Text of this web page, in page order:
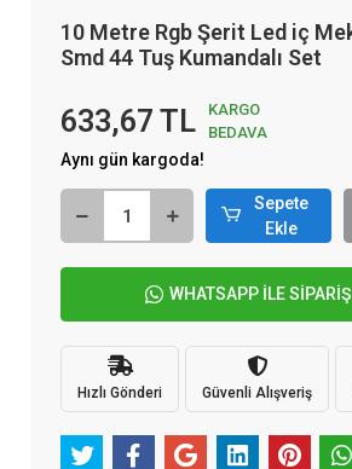
10 Metre Rgb Şerit Led iç
Smd 44 Tuş Kumandalı Set
633,67 TL
KARGO
BEDAVA
Aynı gün kargoda!
Sepete
Ekle
WHATSAPP İLE
Hızlı Gönderi Güvenli Alışveriş